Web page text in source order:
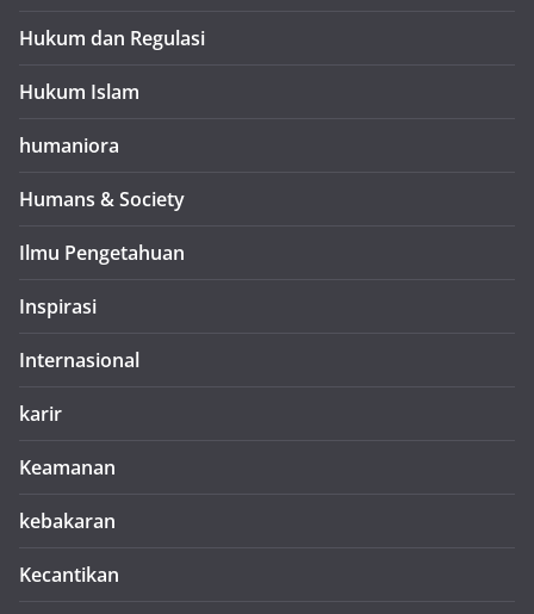
Hukum dan Regulasi
Hukum Islam
humaniora
Humans & Society
Ilmu Pengetahuan
Inspirasi
Internasional
karir
Keamanan
kebakaran
Kecantikan